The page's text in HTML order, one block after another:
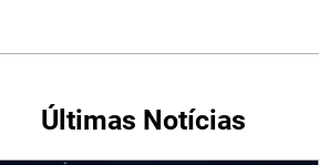
Últimas Notícias